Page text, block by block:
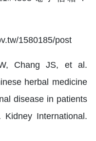
1580185/post
Chang JS, et al.
herbal medicine
disease in patients
International.